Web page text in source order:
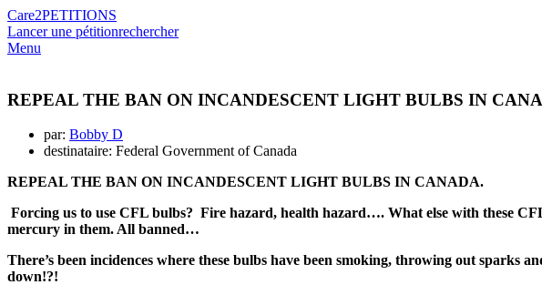
Care2PETITIONS
Lancer une pétitionrechercher
Menu
REPEAL THE BAN ON INCANDESCENT LIGHT BULBS IN
par: Bobby D
destinataire: Federal Government of Canada
REPEAL THE BAN ON INCANDESCENT LIGHT BULBS IN CANADA.
Forcing us to use CFL bulbs? Fire hazard, health hazard…. What else with these
mercury in them. All banned…
There’s been incidences where these bulbs have been smoking, throwing out
down!?!